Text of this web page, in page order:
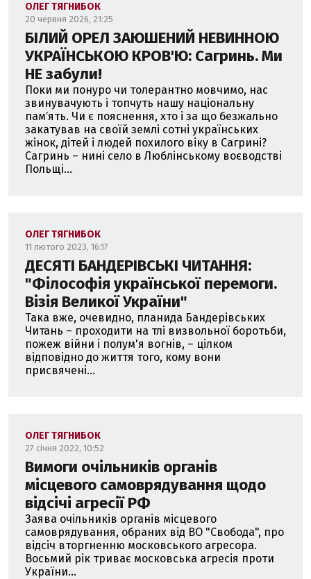
ОЛЕГ ТЯГНИБОК
20 червня 2026, 21:25
БІЛИЙ ОРЕЛ ЗАЮШЕНИЙ НЕВИННОЮ
УКРАЇНСЬКОЮ КРОВ'Ю: Сагринь. Ми
НЕ забули!
Поки ми понуро чи толерантно мовчимо, нас
звинувачують і топчуть нашу національну
памʼять. Чи є пояснення, хто і за що безжально
закатував на своїй землі сотні українських
жінок, дітей і людей похилого віку в Сагрині?
Сагринь – нині село в Люблінському воєводстві
Польщі...
ОЛЕГ ТЯГНИБОК
11 лютого 2023, 16:17
ДЕСЯТІ БАНДЕРІВСЬКІ ЧИТАННЯ:
"Філософія української перемоги.
Візія Великої України"
Така вже, очевидно, планида Бандерівських
Читань – проходити на тлі визвольної боротьби,
пожеж війни і полум'я вогнів, – цілком
відповідно до життя того, кому вони
присвячені...
ОЛЕГ ТЯГНИБОК
27 січня 2022, 10:52
Вимоги очільників органів
місцевого самоврядування щодо
відсічі агресії РФ
Заява очільників органів місцевого
самоврядування, обраних від ВО "Свобода", про
відсіч вторгненню московського агресора.
Восьмий рік триває московська агресія проти
України...